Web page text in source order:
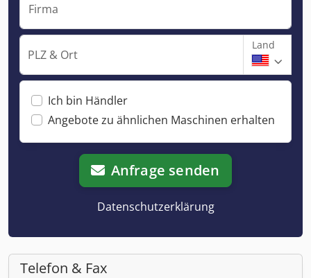
Firma
PLZ & Ort
Land
Ich bin Händler
Angebote zu ähnlichen Maschinen erhalten
Anfrage senden
Datenschutzerklärung
Telefon & Fax